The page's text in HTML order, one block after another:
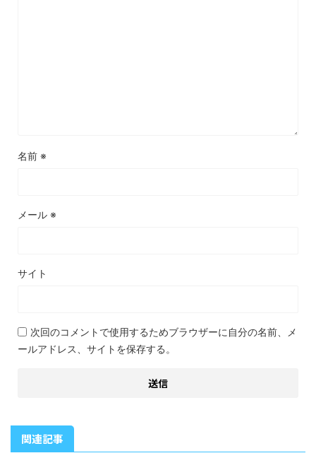
名前 ※
メール ※
サイト
次回のコメントで使用するためブラウザーに自分の名前、メ
ールアドレス、サイトを保存する。
関連記事